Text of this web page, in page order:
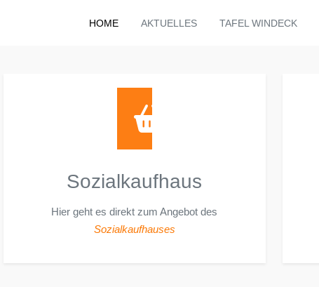
HOME AKTUELLES TAFEL WINDECK
Sozialkaufhaus
Hier geht es direkt zum Angebot des
Sozialkaufhauses